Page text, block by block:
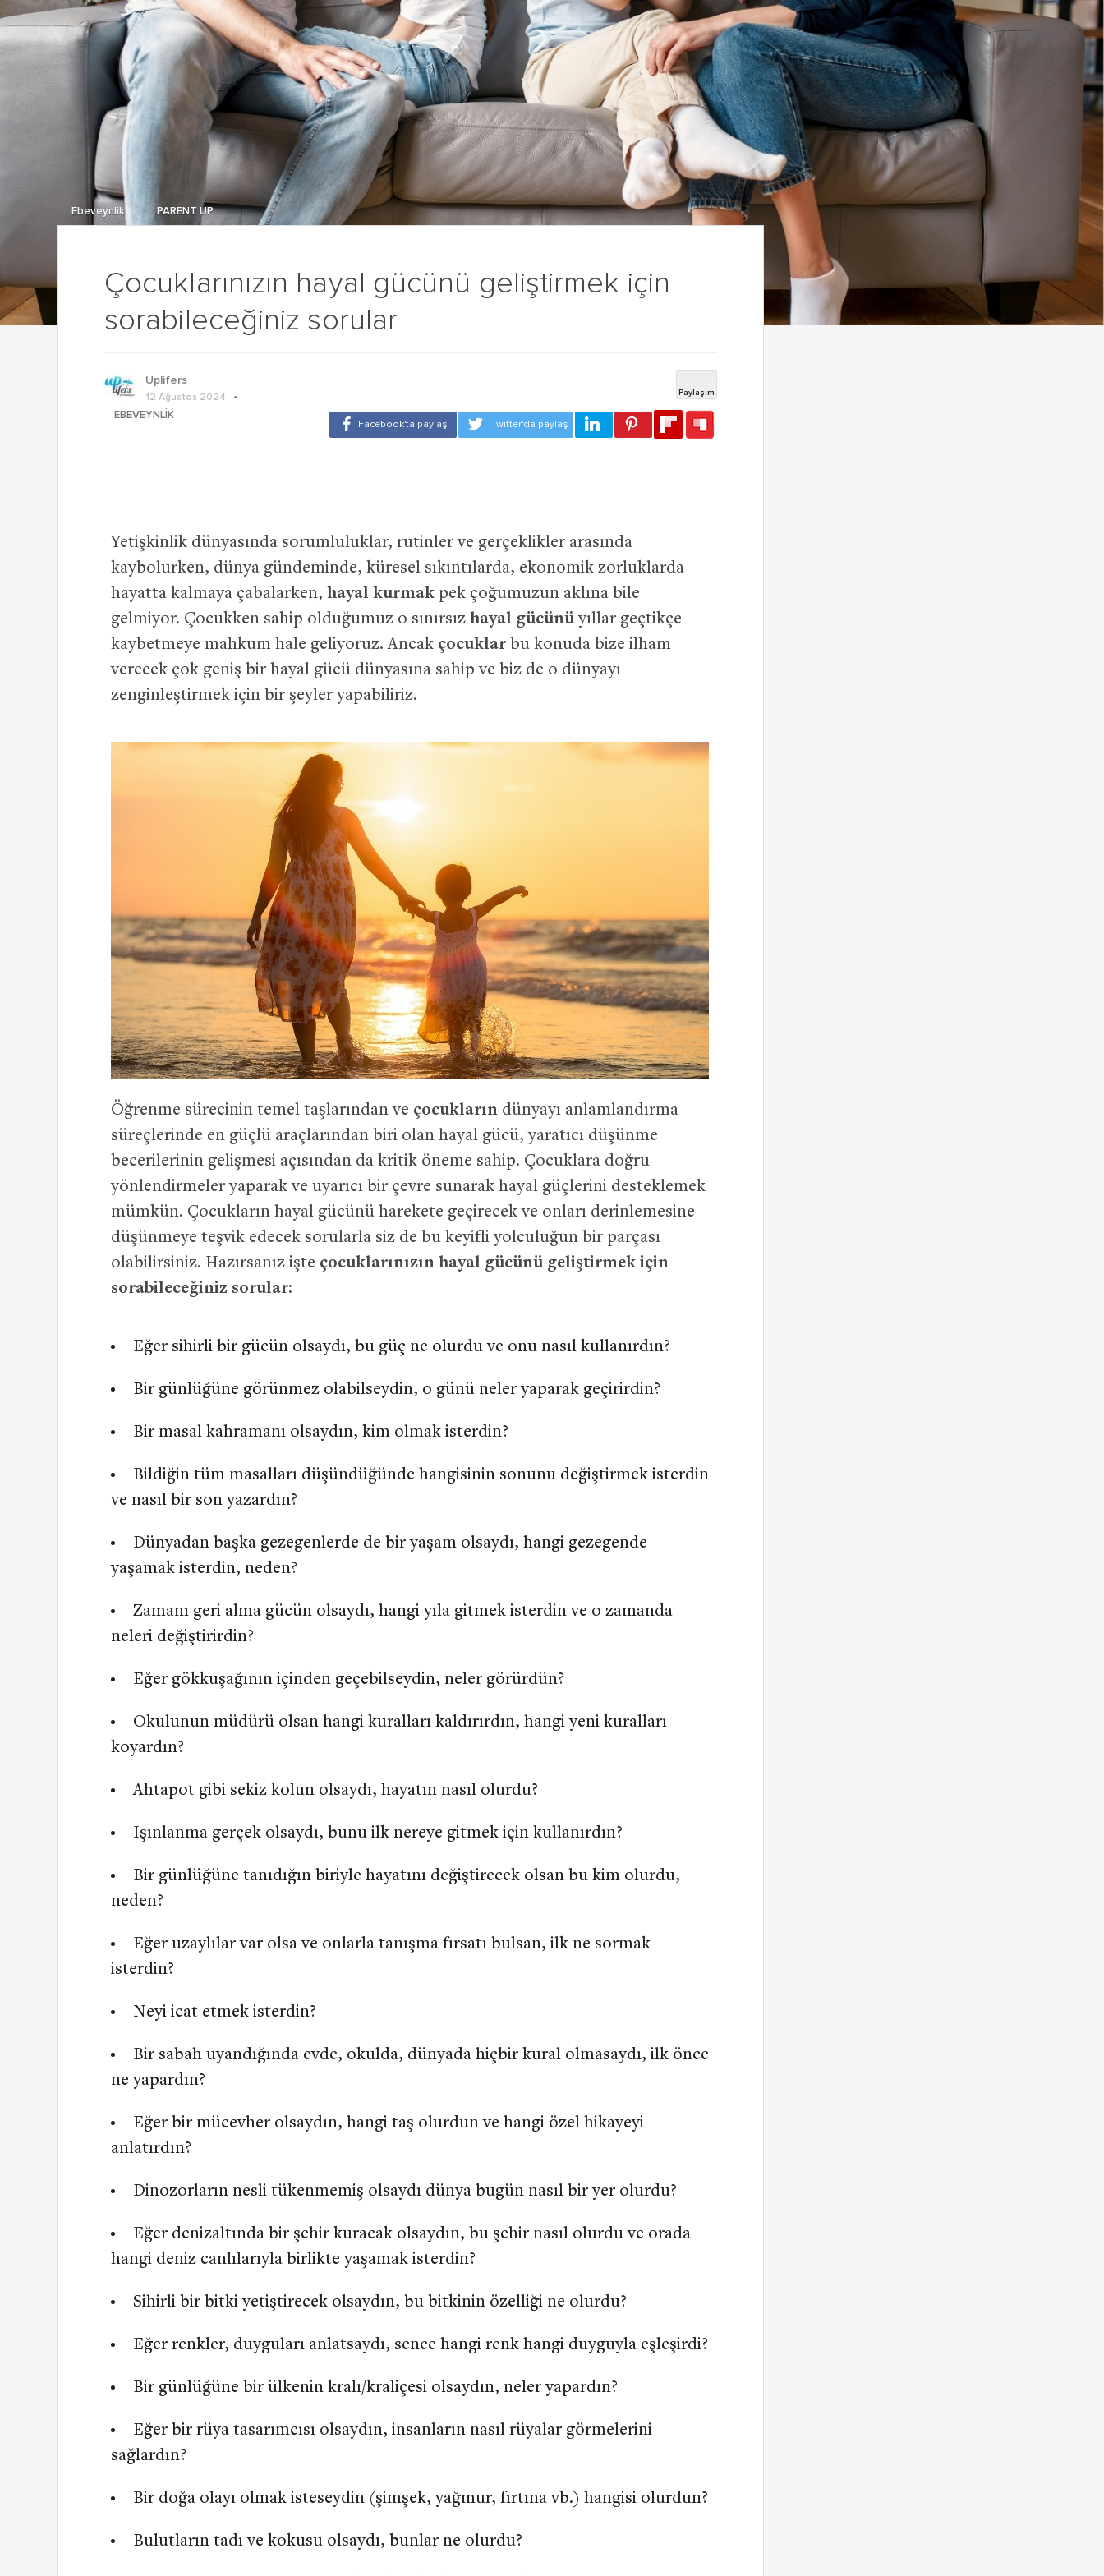
Çocuklarınızın hayal gücünü geliştirmek için
sorabileceğiniz sorular
Ebeveynlik PARENT UP
Uplifers
12 Ağustos 2024
EBEVEYNLIK
Yetişkinlik dünyasında sorumluluklar, rutinler ve gerçeklikler arasında
kaybolurken, dünya gündeminde, küresel sıkıntılarda, ekonomik zorluklarda
hayatta kalmaya çabalarken, hayal kurmak pek çoğumuzun aklına bile
gelmiyor. Çocukken sahip olduğumuz o sınırsız hayal gücünüyıllar geçtikçe
kaybetmeye mahkum hale geliyoruz. Ancak çocuklar bu konuda bize ilham
verecek çok geniş bir hayal gücü dünyasına sahip ve biz de o dünyayı
zenginleştirmek için bir şeyler yapabiliriz.
Öğrenme sürecinin temel taşlarından ve çocukların dünyayı anlamlandırma
süreçlerinde en güçlü araçlarından biri olan hayal gücü, yaratıcı düşünme
becerilerinin gelişmesi açısından da kritik öneme sahip. Çocuklara doğru
yönlendirmeler yaparak ve uyarıcı bir çevre sunarak hayal güçlerini desteklemek
mümkün. Çocukların hayal gücünü harekete geçirecek ve onları derinlemesine
düşünmeye teşvik edecek sorularla siz de bu keyifli yolculuğun bir parçası
olabilirsiniz. Hazırsanız işte çocuklarınızın hayal gücünü geliştirmek için
sorabileceğiniz sorular:
Eğer sihirli bir gücün olsaydı, bu güç ne olurdu ve onu nasıl kullanırdın?
Bir günlüğüne görünmez olabilseydin, o günü neler yaparak geçirirdin?
Bir masal kahramanı olsaydın, kim olmak isterdin?
Bildiğin tüm masalları düşündüğünde hangisinin sonunu değiştirmek isterdin
ve nasıl bir son yazardın?
Dünyadan başka gezegenlerde de bir yaşam olsaydı, hangi gezegende
yaşamak isterdin, neden?
Zamanı geri alma gücün olsaydı, hangi yıla gitmek isterdin ve o zamanda
neleri değiştirirdin?
Eğer gökkuşağının içinden geçebilseydin, neler görürdün?
Okulunun müdürü olsan hangi kuralları kaldırırdın, hangi yeni kuralları
koyardın?
Ahtapot gibi sekiz kolun olsaydı, hayatın nasıl olurdu?
Işınlanma gerçek olsaydı, bunu ilk nereye gitmek için kullanırdın?
Bir günlüğüne tanıdığın biriyle hayatını değiştirecek olsan bu kim olurdu,
neden?
Eğer uzaylılar var olsa ve onlarla tanışma fırsatı bulsan, ilk ne sormak
isterdin?
Neyi icat etmek isterdin?
Bir sabah uyandığında evde, okulda, dünyada hiçbir kural olmasaydı, ilk önce
ne yapardın?
Eğer bir mücevher olsaydın, hangi taş olurdun ve hangi özel hikayeyi
anlatırdın?
Dinozorların nesli tükenmemiş olsaydı dünya bugün nasıl bir yer olurdu?
Eğer denizaltında bir şehir kuracak olsaydın, bu şehir nasıl olurdu ve orada
hangi deniz canlılarıyla birlikte yaşamak isterdin?
Sihirli bir bitki yetiştirecek olsaydın, bu bitkinin özelliği ne olurdu?
Eğer renkler, duyguları anlatsaydı, sence hangi renk hangi duyguyla eşleşirdi?
Bir günlüğüne bir ülkenin kralı/kraliçesi olsaydın, neler yapardın?
Eğer bir rüya tasarımcısı olsaydın, insanların nasıl rüyalar görmelerini
sağlardın?
Bir doğa olayı olmak isteseydin (şimşek, yağmur, fırtına vb.) hangisi olurdun?
Bulutların tadı ve kokusu olsaydı, bunlar ne olurdu?